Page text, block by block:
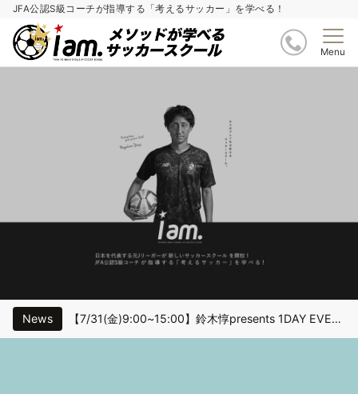
JFA公認S級コーチが指導する「考えるサッカー」を学べる！
Menu
News 【7/31(金)9:00~15:00】鈴木惇presents 1DAY EVENT inベススタ地下体育館